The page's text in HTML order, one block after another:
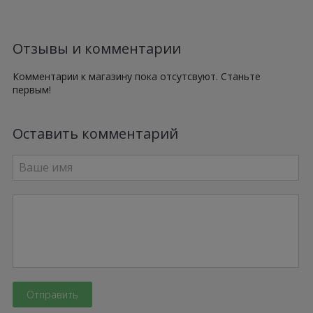
Отзывы и комментарии
Комментарии к магазину пока отсутсвуют. Станьте
первым!
Оставить комментарий